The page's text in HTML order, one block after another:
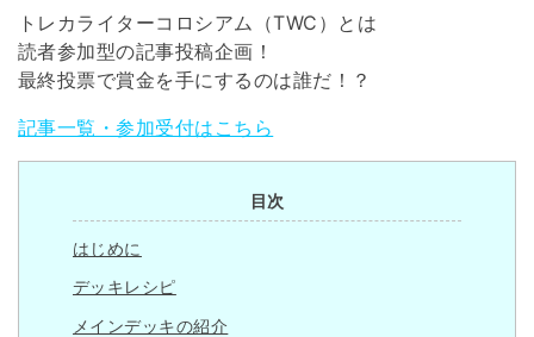
トレカライターコロシアム（TWC）とは
読者参加型の記事投稿企画！
最終投票で賞金を手にするのは誰だ！？
記事一覧・参加受付はこちら
目次
はじめに
デッキレシピ
メインデッキの紹介